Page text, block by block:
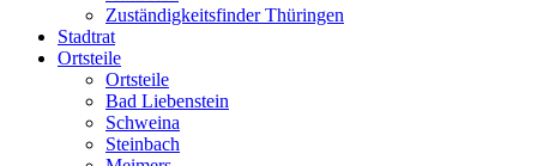
Zuständigkeitsfinder Thüringen
Stadtrat
Ortsteile
Ortsteile
Bad Liebenstein
Schweina
Steinbach